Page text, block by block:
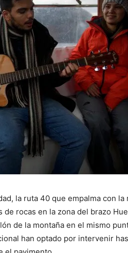
la ruta 40 que empalma con la
rocas en la zona del brazo
de la montaña en el mismo
han optado por intervenir